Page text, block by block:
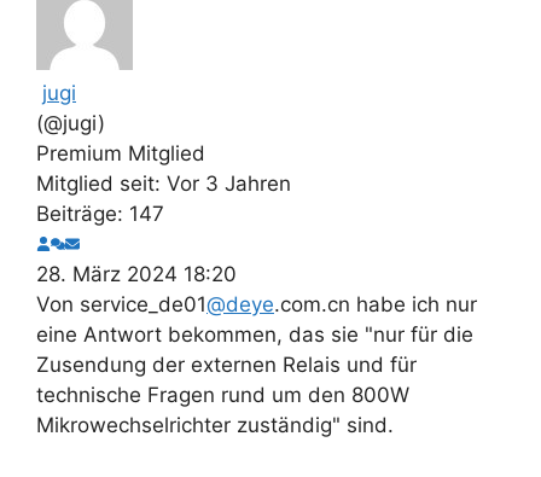
jugi
(@jugi)
Premium Mitglied
Mitglied seit: Vor 3 Jahren
Beiträge: 147
28. März 2024 18:20
Von service_de01@deye.com.cn habe ich nur
eine Antwort bekommen, das sie "nur für die
Zusendung der externen Relais und für
technische Fragen rund um den 800W
Mikrowechselrichter zuständig" sind.